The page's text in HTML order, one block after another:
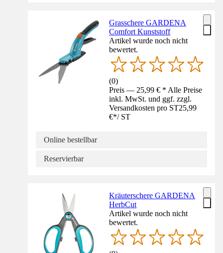
Grasschere GARDENA
Comfort Kunststoff
Artikel wurde noch nicht
bewertet.
(0)
Preis — 25,99 € * Alle Preise
inkl. MwSt. und ggf. zzgl.
Versandkosten pro ST25,99
€*/ ST
Online bestellbar
Reservierbar
Kräuterschere GARDENA
HerbCut
Artikel wurde noch nicht
bewertet.